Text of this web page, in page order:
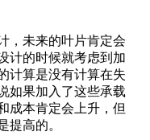
未来的叶片肯定会
计的时候就考虑到加
计算是没有计算在失
如果加入了这些承载
成本肯定会上升，但
提高的。